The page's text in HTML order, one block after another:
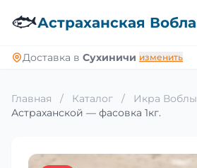
🐟Астраханская Вобла
Доставка в Сухиничи изменить
Главная / Каталог / Икра Воблы
Астраханской — фасовка 1кг.